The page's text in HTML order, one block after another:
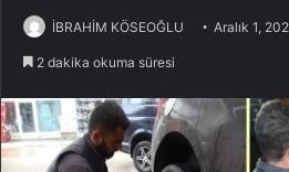
İBRAHİM KÖSEOĞLU Aralık 1,
2 dakika okuma süresi